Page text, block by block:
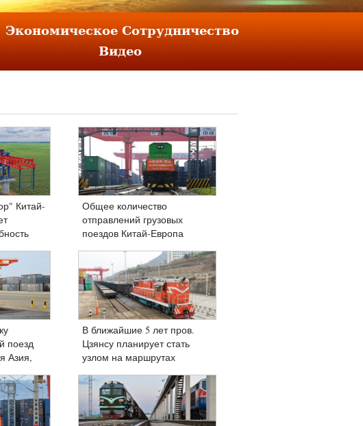
Экономическое Сотрудничество
Видео
Китай-
Общее количество
отправлений грузовых
поездов Китай-Европа
поезд
Азия,
маршруту
В ближайшие 5 лет пров.
Цзянсу планирует стать
узлом на маршрутах
грузоперевозок Китай-
Европа в регионе дельты
реки Янцзы